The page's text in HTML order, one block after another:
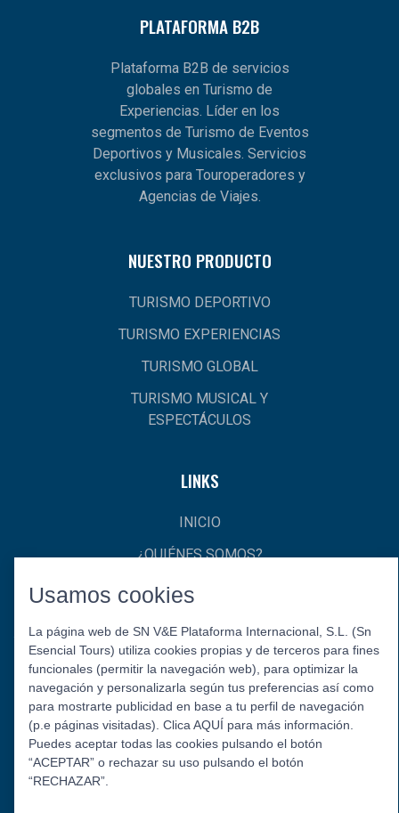
PLATAFORMA B2B
Plataforma B2B de servicios
globales en Turismo de
Experiencias. Líder en los
segmentos de Turismo de Eventos
Deportivos y Musicales. Servicios
exclusivos para Touroperadores y
Agencias de Viajes.
NUESTRO PRODUCTO
TURISMO DEPORTIVO
TURISMO EXPERIENCIAS
TURISMO GLOBAL
TURISMO MUSICAL Y
ESPECTÁCULOS
LINKS
INICIO
¿QUIÉNES SOMOS?
CONTACTO
Política de Privacidad Aviso LegalPolítica de Cookies
© 2026 Esencial Tours.
Usamos cookies
La página web de SN V&E Plataforma Internacional, S.L. (Sn
Esencial Tours) utiliza cookies propias y de terceros para fines
funcionales (permitir la navegación web), para optimizar la
navegación y personalizarla según tus preferencias así como
para mostrarte publicidad en base a tu perfil de navegación
(p.e páginas visitadas). Clica AQUÍ para más información.
Puedes aceptar todas las cookies pulsando el botón
“ACEPTAR” o rechazar su uso pulsando el botón
“RECHAZAR”.